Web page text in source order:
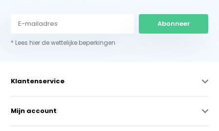
Abonneer
* Lees hier de wettelijke beperkingen
Klantenservice
Mijn account